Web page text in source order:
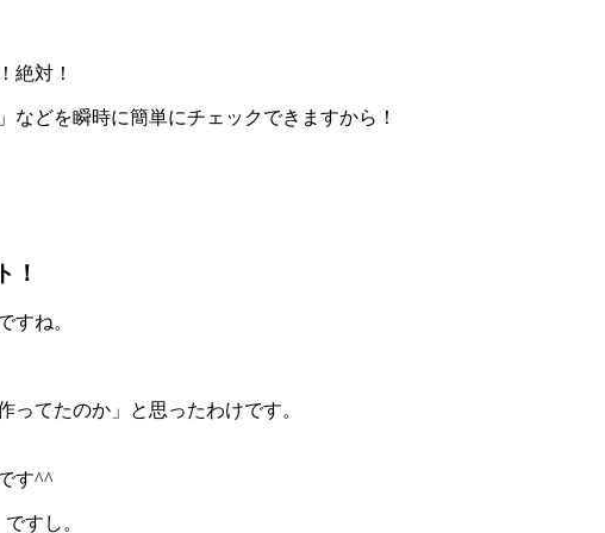
絶対！
どを瞬時に簡単にチェックできますから！
！
すね。
ってたのか」と思ったわけです。
す^^
すし。